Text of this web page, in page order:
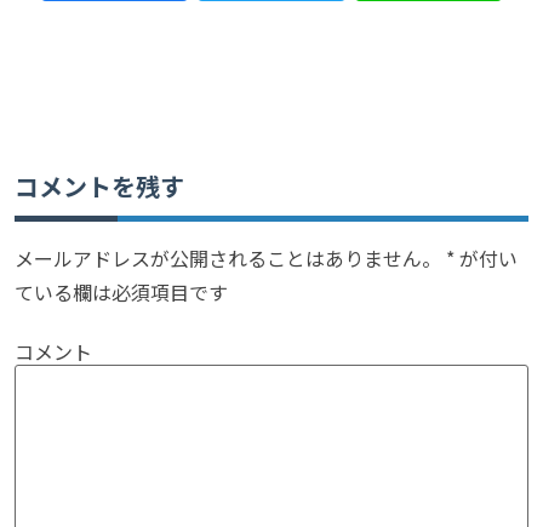
コメントを残す
メールアドレスが公開されることはありません。 *が付い
ている欄は必須項目です
コメント